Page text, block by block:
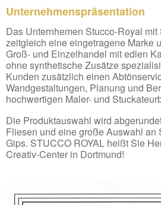
Unternehmenspräsentation
Das Unternhemen Stucco-Royal
zeitgleich eine eingetragene Marke
Groß- und Einzelhandel mit edlen
ohne synthetische Zusätze
Kunden zusätzlich einen
Wandgestaltungen, Planung und
hochwertigen Maler- und
Die Produktauswahl wird
Fliesen und eine große Auswahl an
Gips. STUCCO ROYAL heißt Sie
Creativ-Center in Dortmund!